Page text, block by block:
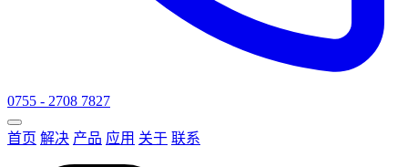
0755 - 2708 7827
首页 解决 产品 应用 关于 联系